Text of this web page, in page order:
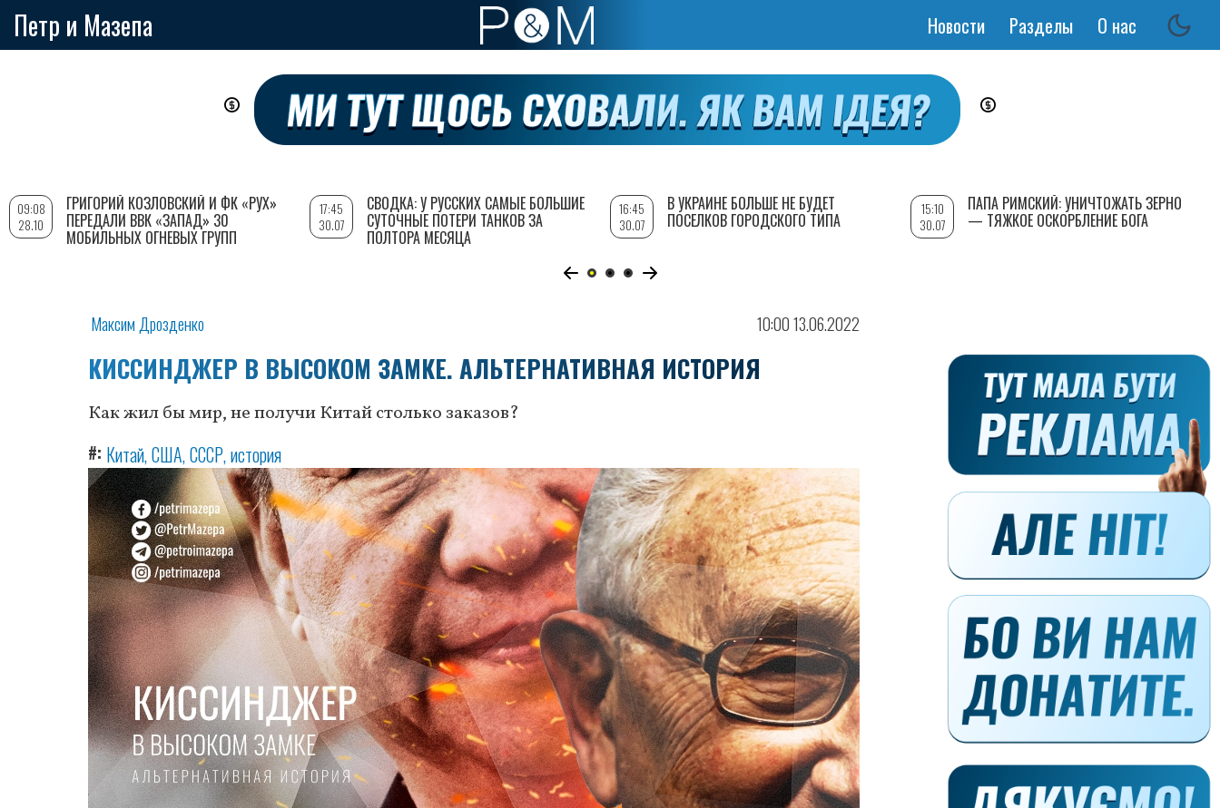
Петр и Мазепа
Основная
Новости Разделы О нас
Максим Дрозденко 10:00 13.06.2022
КИССИНДЖЕР В ВЫСОКОМ ЗАМКЕ. АЛЬТЕРНАТИВНАЯ ИСТОРИЯ
Как жил бы мир, не получи Китай столько заказов?
# Китай США СССР история
09:08
28.10
ГРИГОРИЙ КОЗЛОВСКИЙ И ФК «РУХ»
ПЕРЕДАЛИ ВВК «ЗАПАД» 30
МОБИЛЬНЫХ ОГНЕВЫХ ГРУПП
17:45
30.07
СВОДКА: У РУССКИХ САМЫЕ БОЛЬШИЕ
СУТОЧНЫЕ ПОТЕРИ ТАНКОВ ЗА
ПОЛТОРА МЕСЯЦА
16:45
30.07
В УКРАИНЕ БОЛЬШЕ НЕ БУДЕТ
ПОСЕЛКОВ ГОРОДСКОГО ТИПА
15:10
30.07
ПАПА РИМСКИЙ: УНИЧТОЖАТЬ ЗЕРНО
— ТЯЖКОЕ ОСКОРБЛЕНИЕ БОГА